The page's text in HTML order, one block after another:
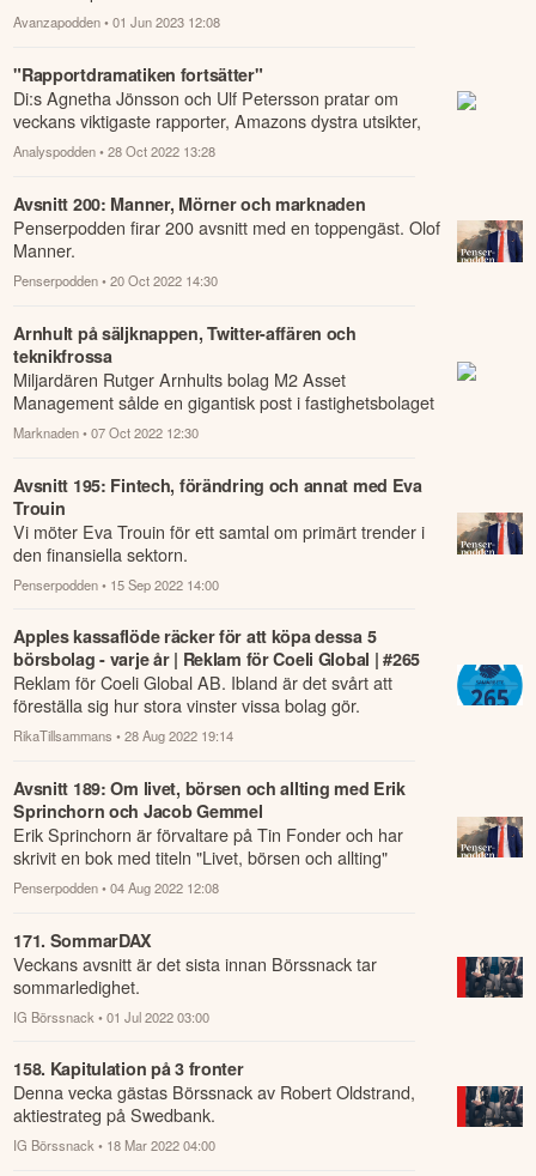
Avanzapodden • 01 Jun 2023 12:08
"Rapportdramatiken fortsätter"
Di:s Agnetha Jönsson och Ulf Petersson pratar om
veckans viktigaste rapporter, Amazons dystra utsikter,
centralbankernas räntehöjningar och ...
Analyspodden • 28 Oct 2022 13:28
Avsnitt 200: Manner, Mörner och marknaden
Penserpodden firar 200 avsnitt med en toppengäst. Olof
Manner.
Penserpodden • 20 Oct 2022 14:30
Arnhult på säljknappen, Twitter-affären och
teknikfrossa
Miljardären Rutger Arnhults bolag M2 Asset
Management sålde en gigantisk post i fastighetsbolaget
Castellum igår.
Marknaden • 07 Oct 2022 12:30
Avsnitt 195: Fintech, förändring och annat med Eva
Trouin
Vi möter Eva Trouin för ett samtal om primärt trender i
den finansiella sektorn.
Penserpodden • 15 Sep 2022 14:00
Apples kassaflöde räcker för att köpa dessa 5
börsbolag - varje år | Reklam för Coeli Global | #265
Reklam för Coeli Global AB. Ibland är det svårt att
föreställa sig hur stora vinster vissa bolag gör.
RikaTillsammans • 28 Aug 2022 19:14
Avsnitt 189: Om livet, börsen och allting med Erik
Sprinchorn och Jacob Gemmel
Erik Sprinchorn är förvaltare på Tin Fonder och har
skrivit en bok med titeln "Livet, börsen och allting"
tillsammans med Cristofer Andersso...
Penserpodden • 04 Aug 2022 12:08
171. SommarDAX
Veckans avsnitt är det sista innan Börssnack tar
sommarledighet.
IG Börssnack • 01 Jul 2022 03:00
158. Kapitulation på 3 fronter
Denna vecka gästas Börssnack av Robert Oldstrand,
aktiestrateg på Swedbank.
IG Börssnack • 18 Mar 2022 04:00